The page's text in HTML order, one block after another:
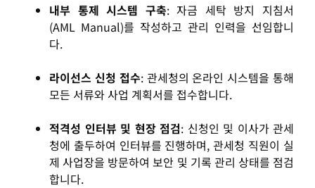
내부 통제 시스템 구축: 자금 세탁 방지 지침서
(AML Manual)를 작성하고 관리 인력을 선임합니
다.
라이선스 신청 접수: 관세청의 온라인 시스템을 통해
모든 서류와 사업 계획서를 접수합니다.
적격성 인터뷰 및 현장 점검: 신청인 및 이사가 관세
청에 출두하여 인터뷰를 진행하며, 관세청 직원이 실
제 사업장을 방문하여 보안 및 기록 관리 상태를 점검
합니다.